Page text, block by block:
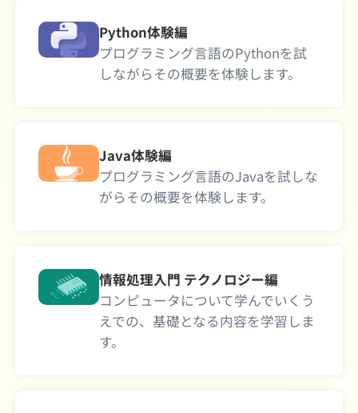
Python体験編
プログラミング言語のPythonを試
しながらその概要を体験します。
Java体験編
プログラミング言語のJavaを試しな
がらその概要を体験します。
情報処理入門 テクノロジー編
コンピュータについて学んでいくう
えでの、基礎となる内容を学習しま
す。